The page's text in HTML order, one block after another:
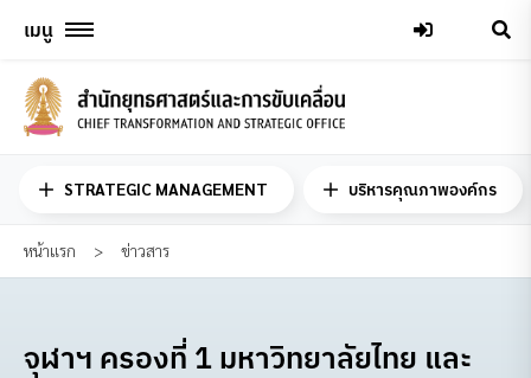
content
เมนู
STRATEGIC MANAGEMENT บริหารคุณภาพองค์กร
หน้าแรก > ข่าวสาร
จุฬาฯ ครองที่ 1 มหาวิทยาลัยไทย และ